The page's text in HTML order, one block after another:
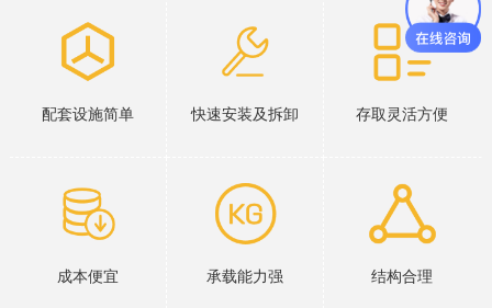
配套设施简单 快速安装及拆卸 存取灵活方便
成本便宜 承载能力强 结构合理